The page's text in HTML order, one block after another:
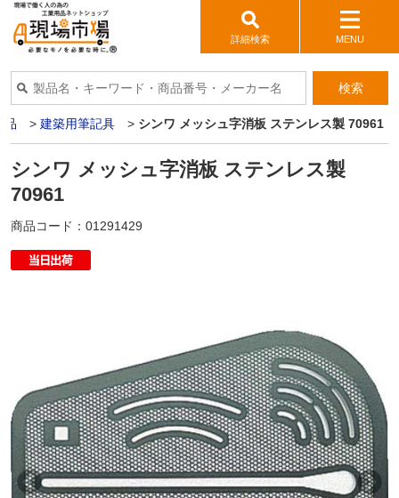
詳細検索 MENU
検索
品 > 建築用筆記具 > シンワ メッシュ字消板 ステンレス製 70961
シンワ メッシュ字消板 ステンレス製
70961
商品コード： 01291429